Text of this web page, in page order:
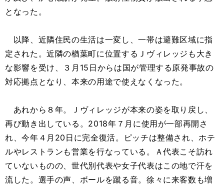
となった。
以降、近隣住民の生活は一変し、一帯は避難区域に指
定された。近隣の楢葉町に位置するＪヴィレッジも大き
な影響を受け、３月15日からは国が管理する原発事故の
対応拠点となり、本来の用途で使えなくなった。
あれから８年。Ｊヴィレッジが本来の姿を取り戻し、
再び動き出している。2018年７月に使用が一部再開さ
れ、今年４月20日に完全復活。ピッチは整備され、ホテ
ルやレストランも営業を行なっている。Ａ代表こそ訪れ
ていないものの、世代別代表や女子代表はこの地で汗を
流した。選手の声、ボールを蹴る音。徐々に来客数も増